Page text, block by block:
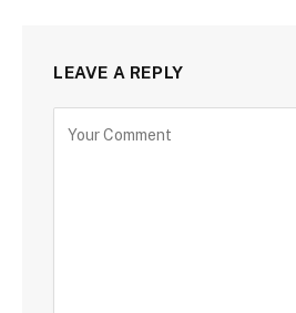
LEAVE A REPLY